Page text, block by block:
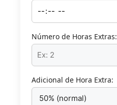
Número de Horas Extras:
Adicional de Hora Extra: